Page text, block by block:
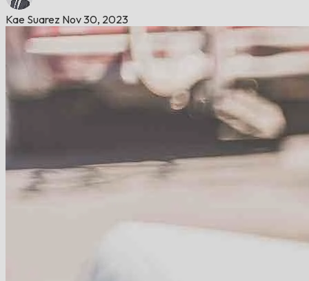
Kae Suarez Nov 30, 2023